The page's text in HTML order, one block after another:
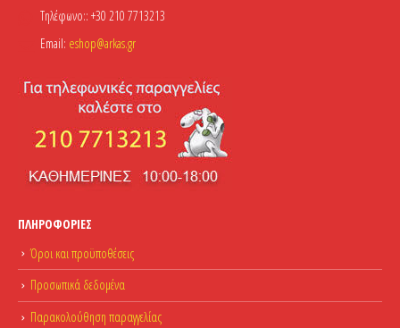
Τηλέφωνο:: +30 210 7713213
Email: eshop@arkas.gr
ΠΛΗΡΟΦΟΡΊΕΣ
Όροι και προϋποθέσεις
Προσωπικά δεδομένα
Παρακολούθηση παραγγελίας